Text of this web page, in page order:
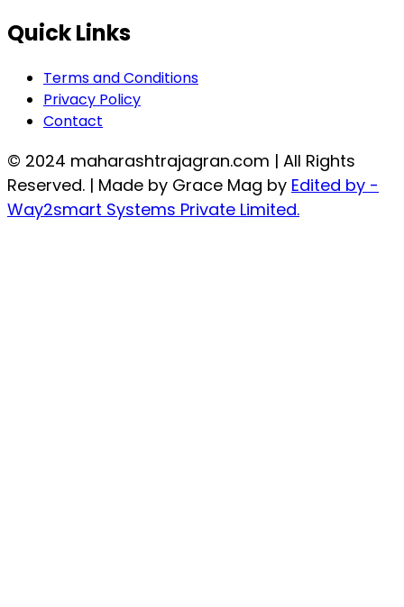
Quick Links
Terms and Conditions
Privacy Policy
Contact
© 2024 maharashtrajagran.com | All Rights
Reserved. | Made by Grace Mag by Edited by -
Way2smart Systems Private Limited.